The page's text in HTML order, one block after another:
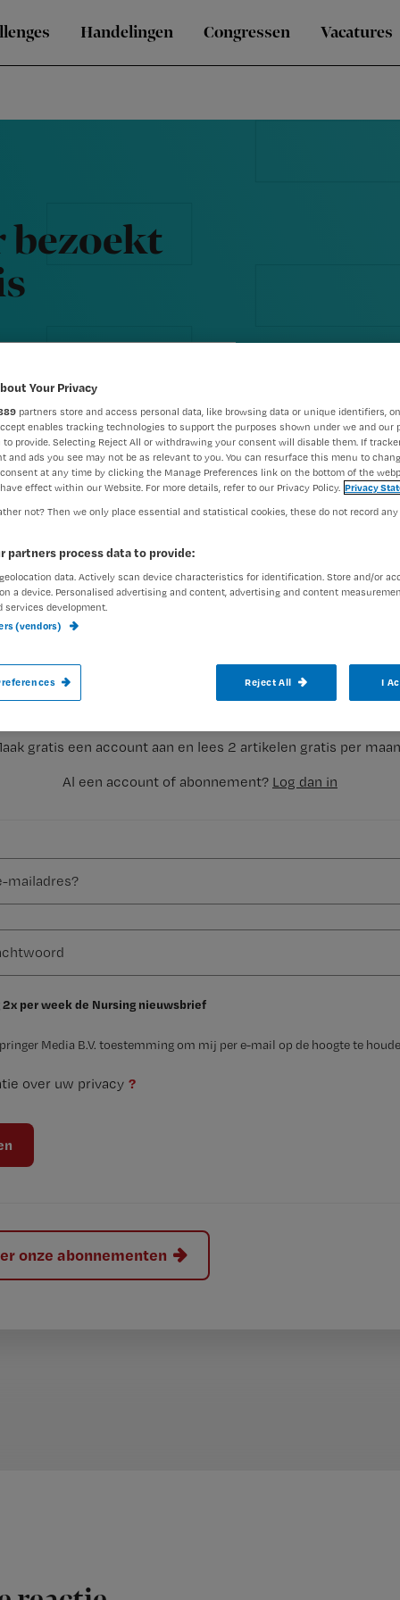
Handelingen Congressen Vacatures
bezoekt
Wil je dit artikel lezen?
gratis een account aan en lees 2 artikelen gratis per
Al een account of abonnement? Log dan in
2x per week de Nursing nieuwsbrief
Media B.V. toestemming om mij per e-mail op de hoogte te
over uw privacy ?
onze abonnementen
Prins Willem-Alexander heeft zich
informeren over het vrijwilligersproject
maanden in het tehuis.
Jonge professionals met drukke banen die normaal geen tijd
Your Privacy
partners store and access personal data, like browsing data or unique identifiers,
enables tracking technologies to support the purposes shown under we and our
to provide. Selecting Reject All or withdrawing your consent will disable them. If
and ads you see may not be as relevant to you. You can resurface this menu to
at any time by clicking the Manage Preferences link on the bottom of the
effect within our Website. For more details, refer to our Privacy Policy. Privacy
not? Then we only place essential and statistical cookies, these do not record
partners process data to provide:
data. Actively scan device characteristics for identification. Store and/or
a device. Personalised advertising and content, advertising and content
services development.
(vendors)
Reject All I